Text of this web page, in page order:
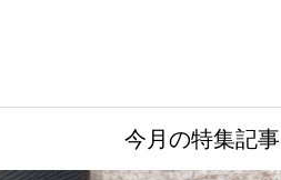
今月の特集記事